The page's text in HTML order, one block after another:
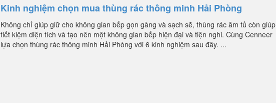
Kinh nghiệm chọn mua thùng rác thông minh Hải Phòng
Không chỉ giúp giữ cho không gian bếp gọn gàng và sạch sẽ, thùng rác âm tủ còn giúp
tiết kiệm diện tích và tạo nên một không gian bếp hiện đại và tiện nghi. Cùng Cenneer
lựa chọn thùng rác thông minh Hải Phòng với 6 kinh nghiệm sau đây. ...